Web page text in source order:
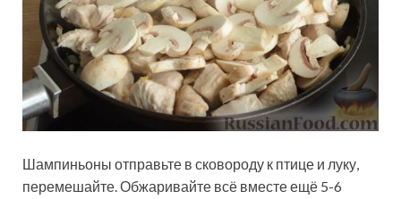
Шампиньоны отправьте в сковороду к птице и луку,
перемешайте. Обжаривайте всё вместе ещё 5-6